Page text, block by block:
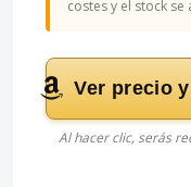
costes y el stock
Ver precio
Al hacer clic, serás